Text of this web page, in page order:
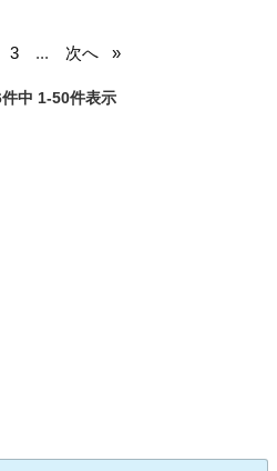
3 ... 次へ
中 1-50件表示